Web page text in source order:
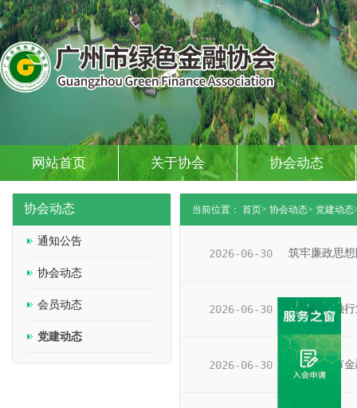
网站首页 关于协会 协会动态
协会动态
通知公告
协会动态
会员动态
党建动态
当前位置： 首页> 协会动态> 党建动态
2026-06-30
2026-06-30 广州市金融
2026-06-30 中共广州市